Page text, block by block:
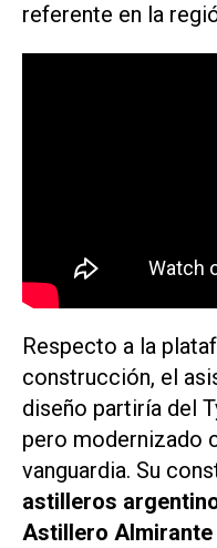
referente en la
Respecto a la
construcción, el
diseño partiría del
pero modernizado
vanguardia. Su
astilleros
Astillero Almirante